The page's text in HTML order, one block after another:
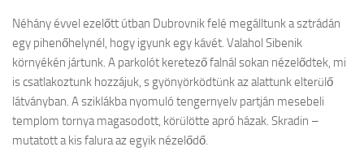
Néhány évvel ezelőtt útban Dubrovnik felé megálltunk a sztrádán
egy pihenőhelynél, hogy igyunk egy kávét. Valahol Sibenik
környékén jártunk. A parkolót keretező falnál sokan nézelődtek, mi
is csatlakoztunk hozzájuk, s gyönyörködtünk az alattunk elterülő
látványban. A sziklákba nyomuló tengernyelv partján mesebeli
templom tornya magasodott, körülötte apró házak. Skradin –
mutatott a kis falura az egyik nézelődő.